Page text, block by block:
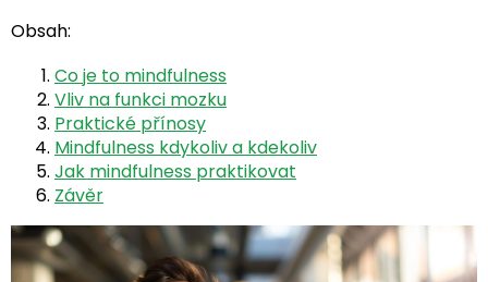
Obsah:
Co je to mindfulness
Vliv na funkci mozku
Praktické přínosy
Mindfulness kdykoliv a kdekoliv
Jak mindfulness praktikovat
Závěr